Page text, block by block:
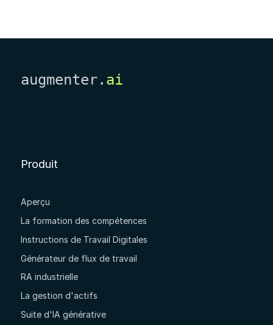
augmenter. ai
Produit
Aperçu
La formation des compétences
Instructions de Travail Digitales
Générateur de flux de travail
RA industrielle
La gestion d'actifs
Suite d'IA générative